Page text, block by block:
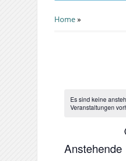
Home »
Es sind keine
Veranstaltungen
Anstehende